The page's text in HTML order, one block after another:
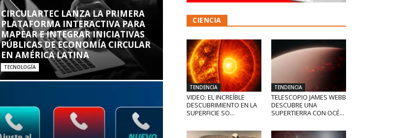
CIRCULARTEC LANZA LA PRIMERA
PLATAFORMA INTERACTIVA PARA
MAPEAR E INTEGRAR INICIATIVAS
PÚBLICAS DE ECONOMÍA CIRCULAR
EN AMÉRICA LATINA
TECNOLOGÍA
CIENCIA
TENDENCIA
VIDEO: EL INCREÍBLE
DESCUBRIMIENTO EN LA
SUPERFICIE SO...
TENDENCIA
TELESCOPIO JAMES WEBB
DESCUBRE UNA
SUPERTIERRA CON OCÉ...